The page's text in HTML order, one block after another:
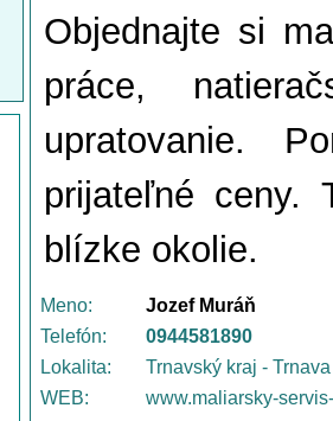
Objednajte si
práce,
upratovanie.
prijateľné ceny.
blízke okolie.
Meno:
Jozef Muráň
Telefón:
0944581890
Lokalita:
Trnavský kraj - Trnava
WEB:
www.maliarsky-